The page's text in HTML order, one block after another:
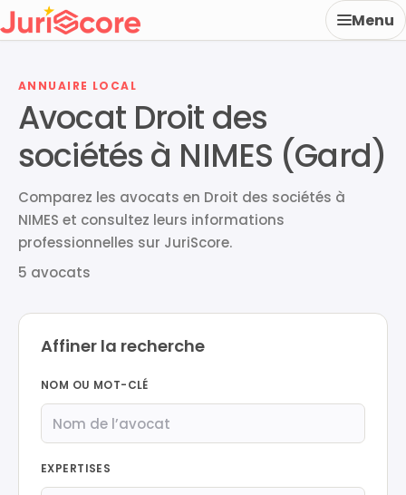
Menu
ANNUAIRE LOCAL
Avocat Droit des
sociétés à NIMES (Gard)
Comparez les avocats en Droit des sociétés à
NIMES et consultez leurs informations
professionnelles sur JuriScore.
5 avocats
Affiner la recherche
NOM OU MOT-CLÉ
EXPERTISES